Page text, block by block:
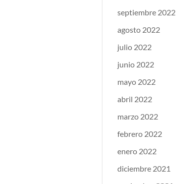
septiembre 2022
agosto 2022
julio 2022
junio 2022
mayo 2022
abril 2022
marzo 2022
febrero 2022
enero 2022
diciembre 2021